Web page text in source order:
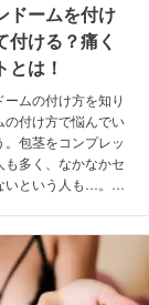
ドームを付け
付ける？痛く
とは！
ームの付け方を知り
付け方で悩んでい
包茎をコンプレッ
多く、なかなかセ
いという人も…。今